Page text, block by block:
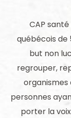
CAP
québécois de
but non
regrouper,
personnes
porter la